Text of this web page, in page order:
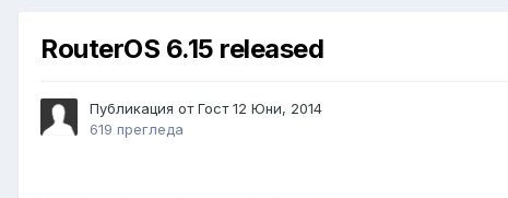
RouterOS 6.15 released
Публикация от Гост12 Юни, 2014
619 прегледа